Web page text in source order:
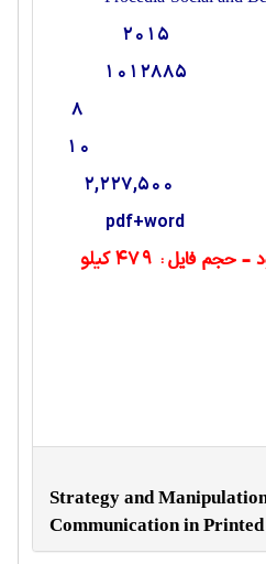
2015
1012885
8
10
2,227,500
pdf+word
- حجم فایل :
479 کیلو
Strategy and
Communication in